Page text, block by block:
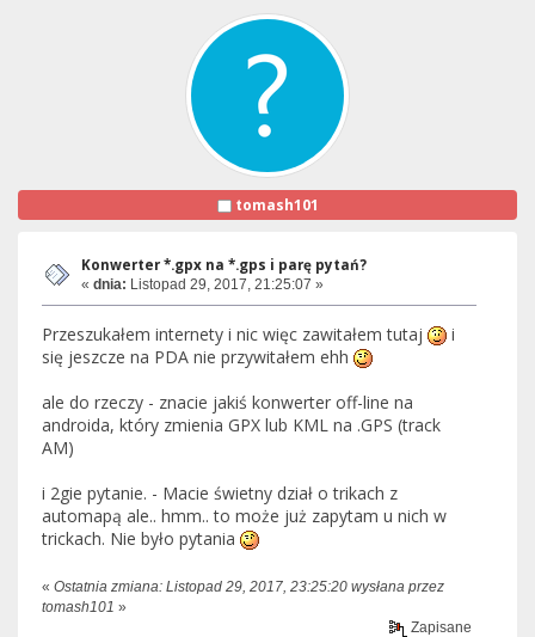
tomash101
Konwerter *.gpx na *.gps i parę pytań?
« dnia: Listopad 29, 2017, 21:25:07 »
Przeszukałem internety i nic więc zawitałem tutaj
i
się jeszcze na PDA nie przywitałem ehh
ale do rzeczy - znacie jakiś konwerter off-line na
androida, który zmienia GPX lub KML na .GPS (track
AM)
i 2gie pytanie. - Macie świetny dział o trikach z
automapą ale.. hmm.. to może już zapytam u nich w
trickach. Nie było pytania
« Ostatnia zmiana: Listopad 29, 2017, 23:25:20 wysłana przez
tomash101 »
Zapisane